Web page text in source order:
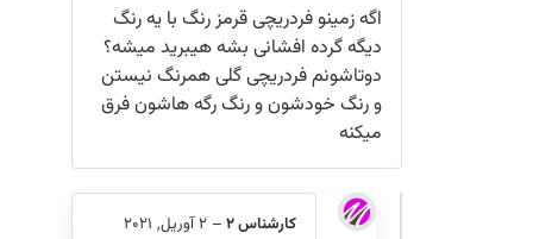
اگه زمینو فردریچی قرمز رنگ با یه رنگ
دیگه گرده افشانی بشه هیبرید میشه؟
دوتاشونم فردریچی گلی همرنگ نیستن
و رنگ خودشون و رنگ رگه هاشون فرق
کارشناس 2